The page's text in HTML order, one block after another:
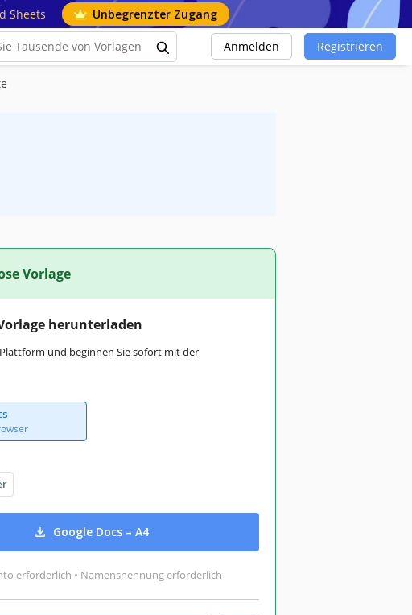
Sheets Unbegrenzter Zugang
Anmelden Registrieren
Vorlage
herunterladen
und beginnen Sie sofort mit der
Google Docs – A4
erforderlich • Namensnennung erforderlich